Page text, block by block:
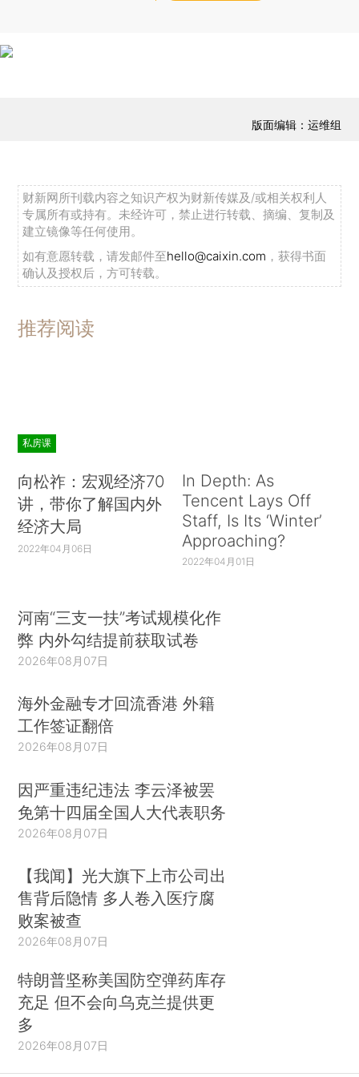
版面编辑：运维组
财新网所刊载内容之知识产权为财新传媒及/或相关权利人
专属所有或持有。未经许可，禁止进行转载、摘编、复制及
建立镜像等任何使用。
如有意愿转载，请发邮件至hello@caixin.com ，获得书面
确认及授权后，方可转载。
推荐阅读
私房课
向松祚：宏观经济70
讲，带你了解国内外
经济大局
2022年04月06日
In Depth: As
Tencent Lays Off
Staff, Is Its ‘Winter’
Approaching?
2022年04月01日
河南“三支一扶”考试规模化作
弊 内外勾结提前获取试卷
2026年08月07日
海外金融专才回流香港 外籍
工作签证翻倍
2026年08月07日
因严重违纪违法 李云泽被罢
免第十四届全国人大代表职务
2026年08月07日
【我闻】光大旗下上市公司出
售背后隐情 多人卷入医疗腐
败案被查
2026年08月07日
特朗普坚称美国防空弹药库存
充足 但不会向乌克兰提供更
多
2026年08月07日